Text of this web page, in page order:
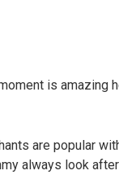
is amazing
are popular
always look